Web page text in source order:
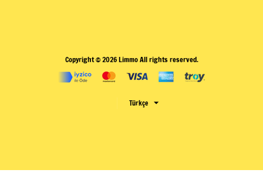
Copyright © 2026 Limmo All rights reserved.
Türkçe